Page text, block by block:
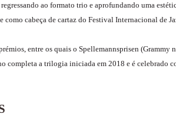
regressando ao formato trio e aprofundando uma
como cabeça de cartaz do Festival Internacional de
entre os quais o Spellemannsprisen (Grammy
completa a trilogia iniciada em 2018 e é celebrado